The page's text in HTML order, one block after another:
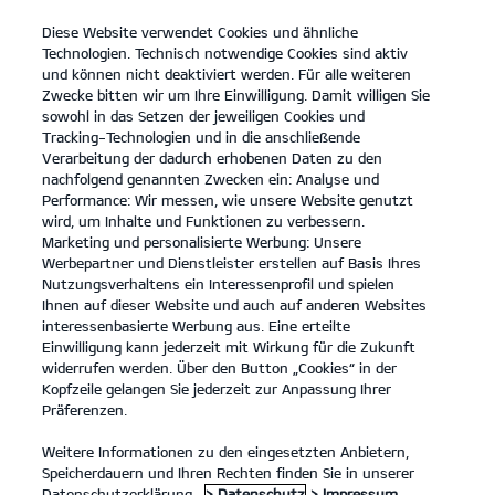
open
menu
KONTAKT
JOBS UND KARRIERE
JOBS UND KARRIERE
Diese Website verwendet Cookies und ähnliche
Technologien. Technisch notwendige Cookies sind aktiv
und können nicht deaktiviert werden. Für alle weiteren
Zwecke bitten wir um Ihre Einwilligung. Damit willigen Sie
sowohl in das Setzen der jeweiligen Cookies und
Tracking-Technologien und in die anschließende
Verarbeitung der dadurch erhobenen Daten zu den
nachfolgend genannten Zwecken ein: Analyse und
Performance: Wir messen, wie unsere Website genutzt
wird, um Inhalte und Funktionen zu verbessern.
Marketing und personalisierte Werbung: Unsere
Werbepartner und Dienstleister erstellen auf Basis Ihres
Nutzungsverhaltens ein Interessenprofil und spielen
Ihnen auf dieser Website und auch auf anderen Websites
interessenbasierte Werbung aus. Eine erteilte
Einwilligung kann jederzeit mit Wirkung für die Zukunft
widerrufen werden. Über den Button „Cookies“ in der
Kopfzeile gelangen Sie jederzeit zur Anpassung Ihrer
Präferenzen.
Weitere Informationen zu den eingesetzten Anbietern,
Speicherdauern und Ihren Rechten finden Sie in unserer